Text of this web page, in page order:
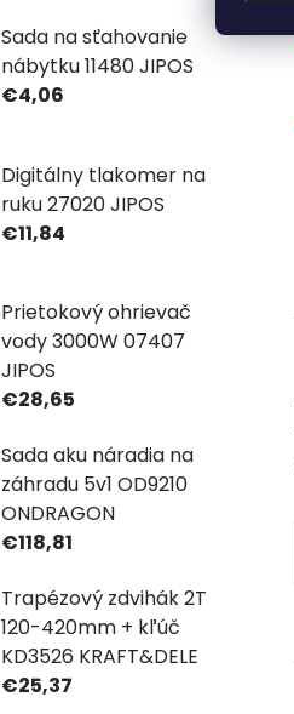
Sada na sťahovanie
nábytku 11480 JIPOS
€4,06
Digitálny tlakomer na
ruku 27020 JIPOS
€11,84
Prietokový ohrievač
vody 3000W 07407
JIPOS
€28,65
Sada aku náradia na
záhradu 5v1 OD9210
ONDRAGON
€118,81
Trapézový zdvihák 2T
120-420mm + kľúč
KD3526 KRAFT&DELE
€25,37